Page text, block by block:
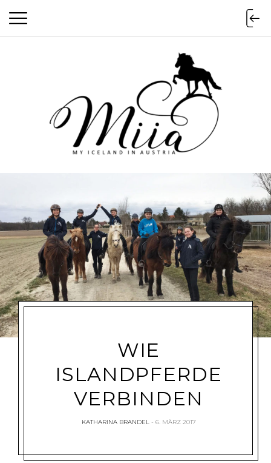
miia.at
WIE
ISLANDPFERDE
VERBINDEN
KATHARINA BRANDEL 6. MÄRZ 2017